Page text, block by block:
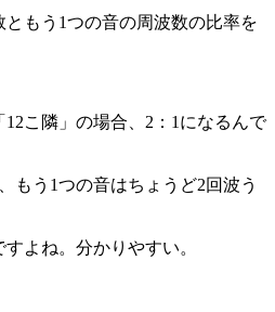
もう 1つの音の周波数の比率を
12こ隣」の場合、 2 ： 1 になるんで
もう 1つの音はちょうど2回波う
よね。分かりやすい。